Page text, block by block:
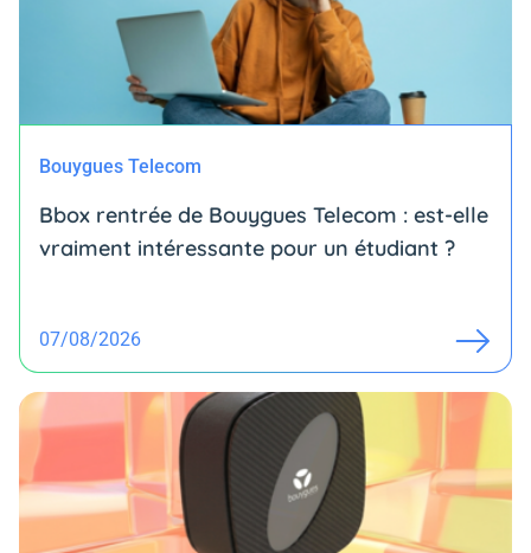
Bouygues Telecom
Bbox rentrée de Bouygues Telecom : est-elle
vraiment intéressante pour un étudiant ?
07/08/2026